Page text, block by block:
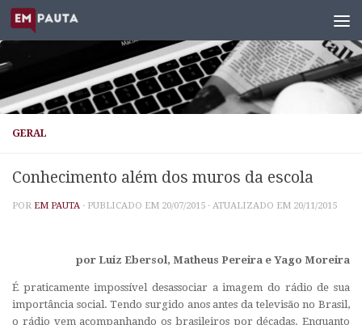
Skip to content
GERAL
Conhecimento além dos muros da escola
POR EM PAUTA · PUBLICADO EM 20/07/2015 · ATUALIZADO EM 20/11/2015
por Luiz Ebersol, Matheus Pereira e Yago Moreira
É praticamente impossível desassociar a imagem do rádio de sua
importância social. Tendo surgido anos antes da televisão no Brasil,
o rádio vem acompanhando os brasileiros por décadas. Enquanto